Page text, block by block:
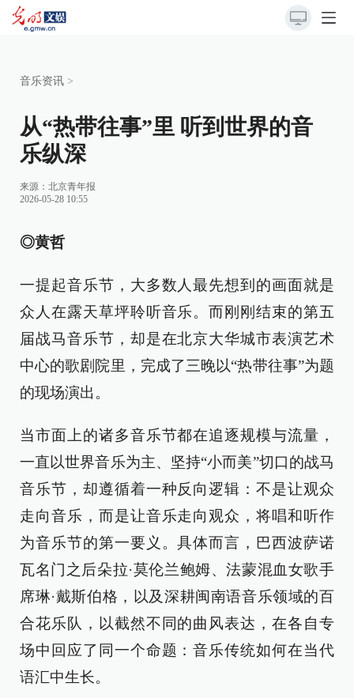
音乐资讯 >
从“热带往事”里 听到世界的音
乐纵深
来源： 北京青年报
2026-05-28 10:55
◎黄哲
一提起音乐节，大多数人最先想到的画面就是
众人在露天草坪聆听音乐。而刚刚结束的第五
届战马音乐节，却是在北京大华城市表演艺术
中心的歌剧院里，完成了三晚以“热带往事”为题
的现场演出。
当市面上的诸多音乐节都在追逐规模与流量，
一直以世界音乐为主、坚持“小而美”切口的战马
音乐节，却遵循着一种反向逻辑：不是让观众
走向音乐，而是让音乐走向观众，将唱和听作
为音乐节的第一要义。具体而言，巴西波萨诺
瓦名门之后朵拉·莫伦兰鲍姆、法蒙混血女歌手
席琳·戴斯伯格，以及深耕闽南语音乐领域的百
合花乐队，以截然不同的曲风表达，在各自专
场中回应了同一个命题：音乐传统如何在当代
语汇中生长。